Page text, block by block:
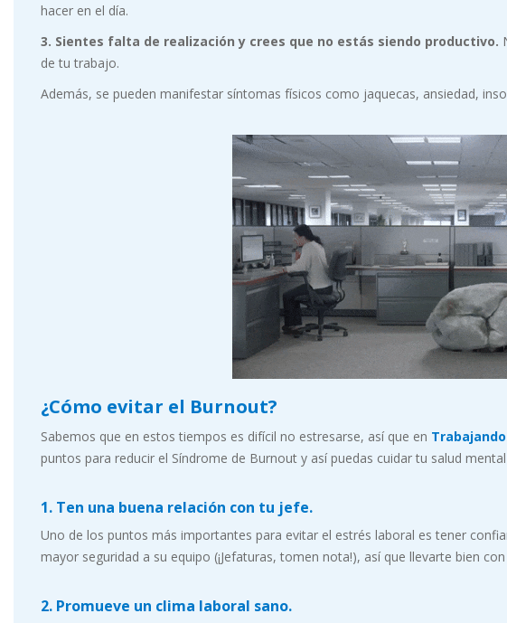
hacer en el día.
3. Sientes falta de realización y crees que no estás siendo productivo.
de tu trabajo.
Además, se pueden manifestar síntomas físicos como jaquecas, ansiedad,
¿Cómo evitar el Burnout?
Sabemos que en estos tiempos es difícil no estresarse, así que en
puntos para reducir el Síndrome de Burnout y así puedas cuidar tu salud
1. Ten una buena relación con tu jefe.
Uno de los puntos más importantes para evitar el estrés laboral es tener
mayor seguridad a su equipo (¡Jefaturas, tomen nota!), así que llevarte bien
2. Promueve un clima laboral sano.